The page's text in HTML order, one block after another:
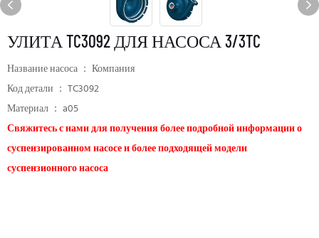
УЛИТА TC3092 ДЛЯ НАСОСА 3/3TC
Название насоса ： Компания
Код детали ： TC3092
Материал ： a05
Свяжитесь с нами для получения более подробной информации о
суспензированном насосе и более подходящей модели
суспензионного насоса